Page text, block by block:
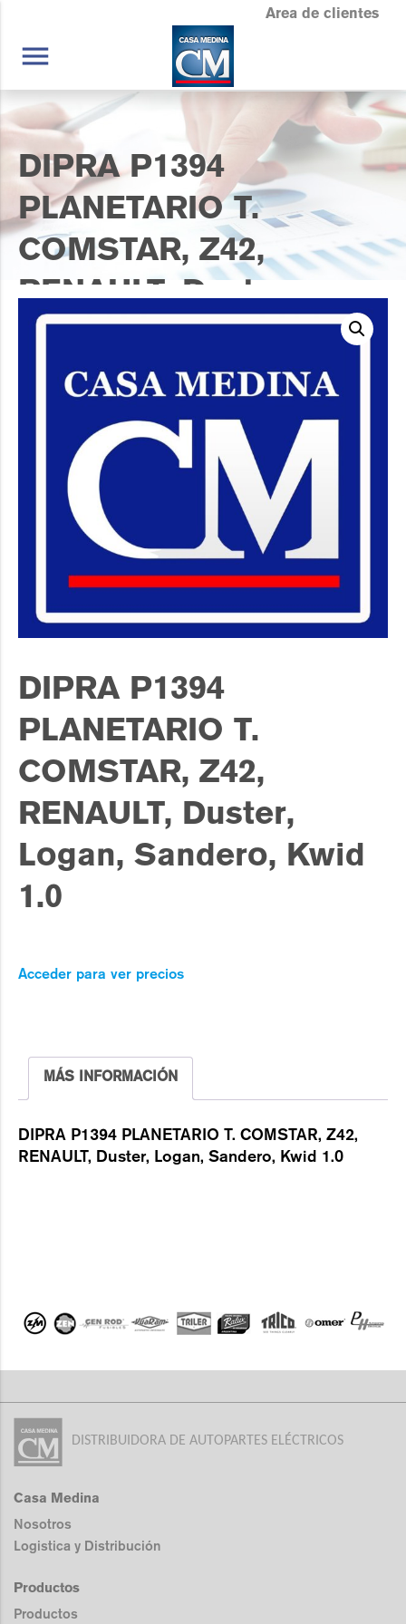
Area de clientes
menu
DIPRA P1394
PLANETARIO T.
COMSTAR, Z42,
RENAULT, Duster,
Logan, Sandero, Kwid
DIPRA P1394
PLANETARIO T.
COMSTAR, Z42,
RENAULT, Duster,
Logan, Sandero, Kwid
1.0
Acceder para ver precios
MÁS INFORMACIÓN
DIPRA P1394 PLANETARIO T. COMSTAR, Z42,
RENAULT, Duster, Logan, Sandero, Kwid 1.0
DISTRIBUIDORA DE AUTOPARTES ELÉCTRICOS
Casa Medina
Nosotros
Logistica y Distribución
Productos
Productos